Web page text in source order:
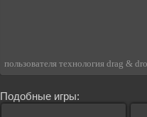
пользователя технология drag &
Подобные игры: